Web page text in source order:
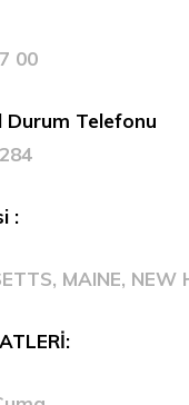
00
Durum Telefonu
:
MAINE, NEW